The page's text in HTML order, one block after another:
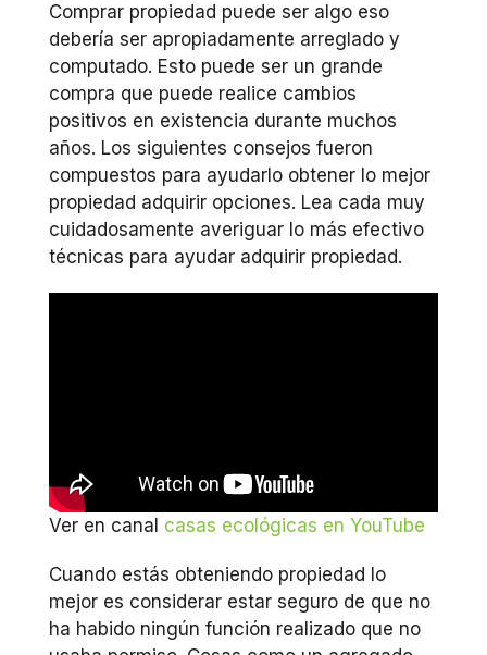
Comprar propiedad puede ser algo eso
debería ser apropiadamente arreglado y
computado. Esto puede ser un grande
compra que puede realice cambios
positivos en existencia durante muchos
años. Los siguientes consejos fueron
compuestos para ayudarlo obtener lo mejor
propiedad adquirir opciones. Lea ​​cada muy
cuidadosamente averiguar lo más efectivo
técnicas para ayudar adquirir propiedad.
Ver en canal casas ecológicas en YouTube
Cuando estás obteniendo propiedad lo
mejor es considerar estar seguro de que no
ha habido ningún función realizado que no